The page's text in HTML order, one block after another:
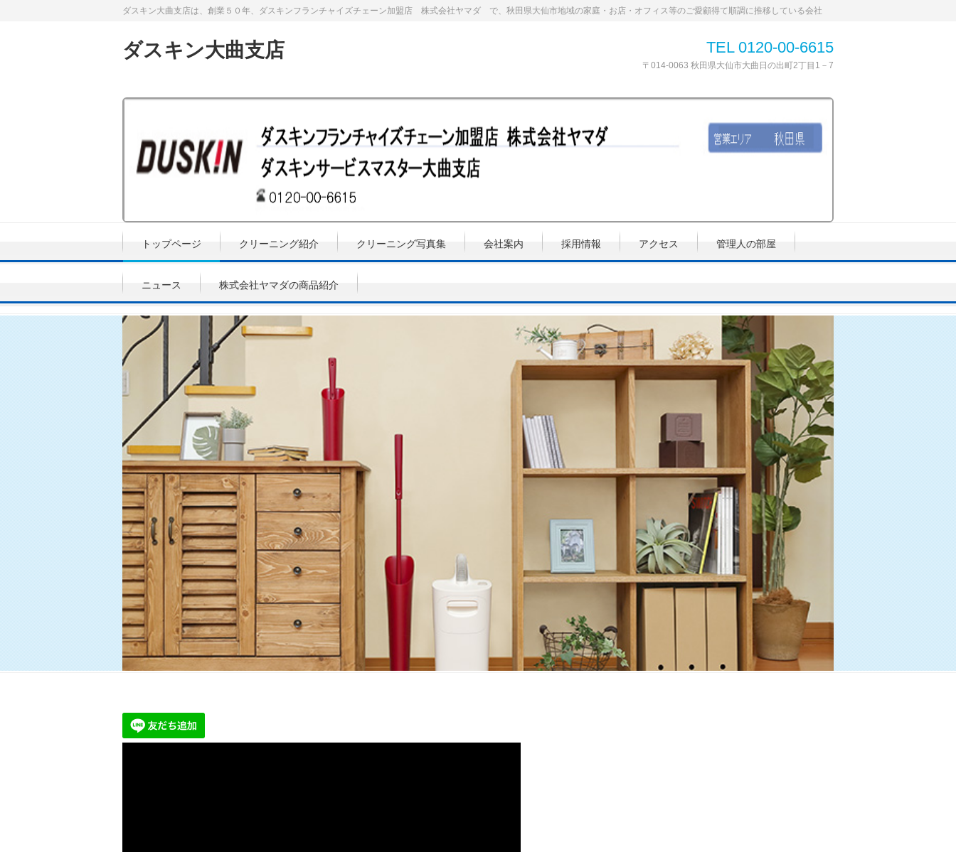
ダスキン大曲支店
ダスキン大曲支店は、創業５０年、ダスキンフランチャイズチェーン加盟店 株式会社ヤマダ で、秋田県大仙市地域の家庭・お店・オフィス等のご愛顧得て順調に推移している会社
TEL 0120-00-6615
〒014-0063 秋田県大仙市大曲日の出町2丁目1－7
トップページ クリーニング紹介 クリーニング写真集 会社案内 採用情報 アクセス 管理人の部屋
ニュース 株式会社ヤマダの商品紹介